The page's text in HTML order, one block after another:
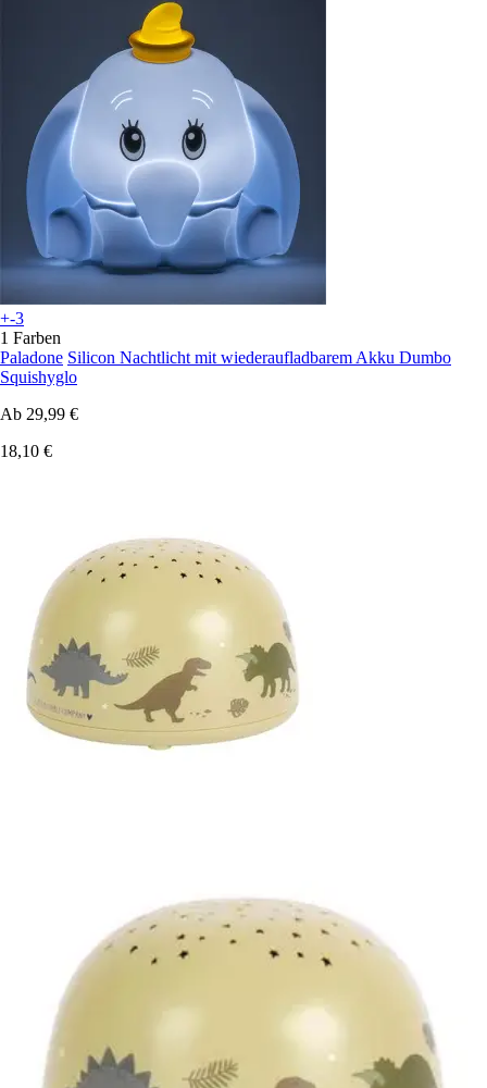
+-3
1 Farben
Paladone Silicon Nachtlicht mit wiederaufladbarem Akku Dumbo
Squishyglo
Ab 29,99 €
18,10 €